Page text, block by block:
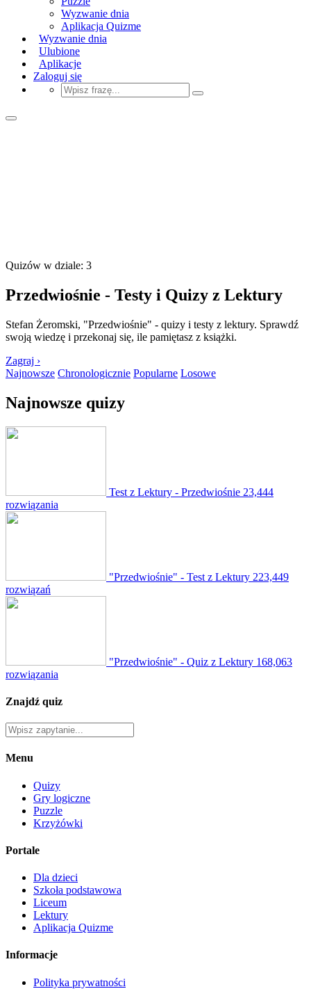
Wyzwanie dnia
Aplikacja Quizme
Wyzwanie dnia
Ulubione
Aplikacje
Zaloguj się
Quizów w dziale: 3
Przedwiośnie - Testy i Quizy z Lektury
Stefan Żeromski, "Przedwiośnie" - quizy i testy z lektury. Sprawdź
swoją wiedzę i przekonaj się, ile pamiętasz z książki.
Zagraj ›
Najnowsze Chronologicznie Popularne Losowe
Najnowsze quizy
Test z Lektury - Przedwiośnie 23,444
rozwiązania
"Przedwiośnie" - Test z Lektury 223,449
rozwiązań
"Przedwiośnie" - Quiz z Lektury 168,063
rozwiązania
Znajdź quiz
Menu
Quizy
Gry logiczne
Puzzle
Krzyżówki
Portale
Dla dzieci
Szkoła podstawowa
Liceum
Lektury
Aplikacja Quizme
Informacje
Polityka prywatności